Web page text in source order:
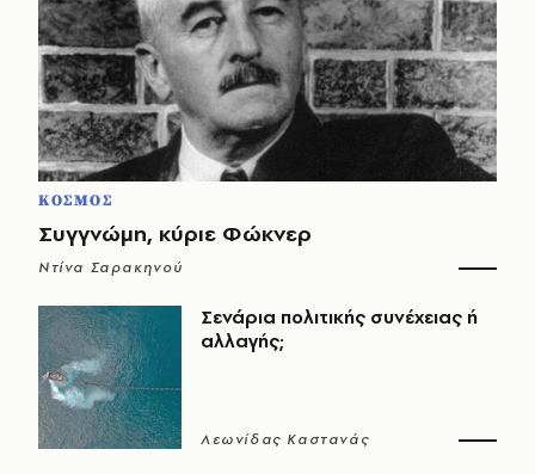
ΚΟΣΜΟΣ
Συγγνώμη, κύριε Φώκνερ
Ντίνα Σαρακηνού
Σενάρια πολιτικής συνέχειας ή
αλλαγής;
Λεωνίδας Καστανάς